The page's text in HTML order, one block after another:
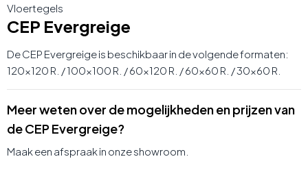
Vloertegels
CEP Evergreige
De CEP Evergreige is beschikbaar in de volgende formaten:
120×120 R. / 100×100 R. / 60×120 R. / 60×60 R. / 30×60 R.
Meer weten over de mogelijkheden en prijzen van
de CEP Evergreige?
Maak een afspraak in onze showroom.